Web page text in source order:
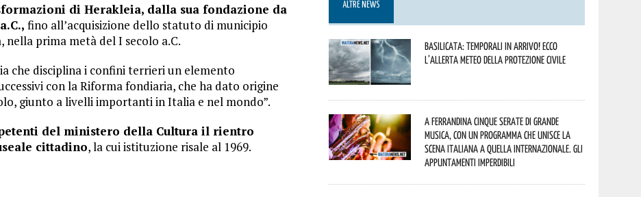
di Herakleia, dalla sua fondazione da
fino all’acquisizione dello statuto di municipio
prima metà del I secolo a.C.
che disciplina i confini terrieri un elemento
con la Riforma fondiaria, che ha dato origine
giunto a livelli importanti in Italia e nel mondo”.
del ministero della Cultura il rientro
cittadino, la cui istituzione risale al 1969.
ALTRE NEWS
Basilicata: temporali in arrivo! Ecco
l’allerta meteo della Protezione civile
A Ferrandina cinque serate di grande
musica, con un programma che unisce la
scena italiana a quella internazionale. Gli
appuntamenti imperdibili